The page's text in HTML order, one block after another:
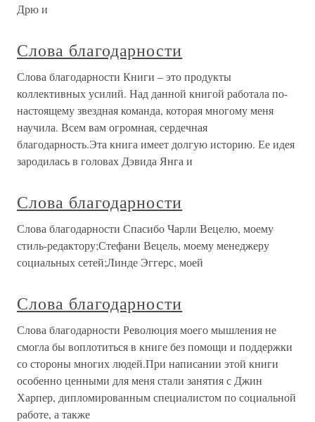
Дрю и
Слова благодарности
Слова благодарности Книги – это продукты
коллективных усилий. Над данной книгой работала по-
настоящему звездная команда, которая многому меня
научила. Всем вам огромная, сердечная
благодарность.Эта книга имеет долгую историю. Ее идея
зародилась в головах Дэвида Янга и
Слова благодарности
Слова благодарности Спасибо Чарли Вецелю, моему
стиль-редактору;Стефани Вецель, моему менеджеру
социальных сетей;Линде Эггерс, моей
Слова благодарности
Слова благодарности Революция моего мышления не
смогла бы воплотиться в книге без помощи и поддержки
со стороны многих людей.При написании этой книги
особенно ценными для меня стали занятия с Джин
Харпер, дипломированным специалистом по социальной
работе, а также